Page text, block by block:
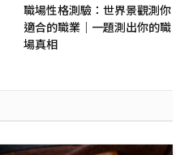
職場性格測驗：世界景觀測你
適合的職業｜一題測出你的職
場真相